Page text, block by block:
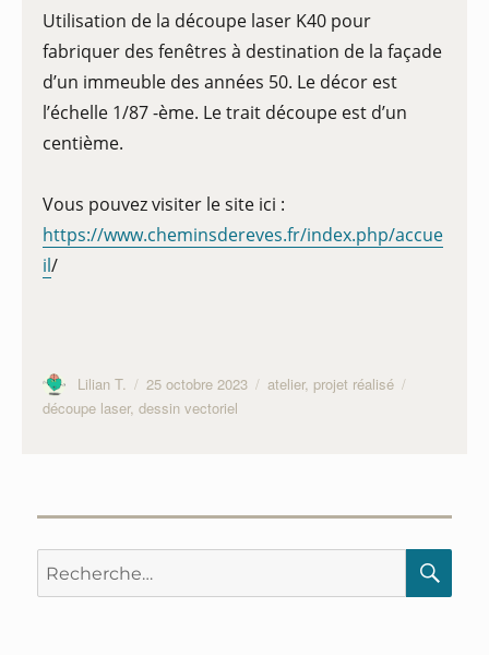
Utilisation de la découpe laser K40 pour
fabriquer des fenêtres à destination de la façade
d’un immeuble des années 50. Le décor est
l’échelle 1/87 -ème. Le trait découpe est d’un
centième.
Vous pouvez visiter le site ici :
https://www.cheminsdereves.fr/index.php/accue
il/
Auteur
Lilian T.
Publié
le
25 octobre 2023 Catégories
atelier, projet réalisé
découpe laser, dessin vectoriel
Recherche
pour :